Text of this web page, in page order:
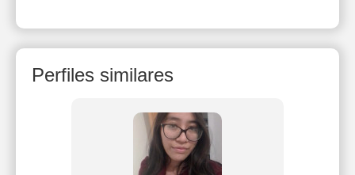
Perfiles similares